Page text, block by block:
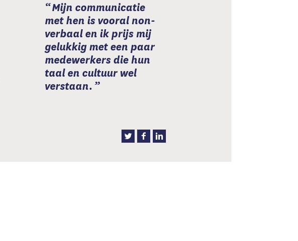
Mijn communicatie
met hen is vooral non-
verbaal en ik prijs mij
gelukkig met een paar
medewerkers die hun
taal en cultuur wel
verstaan.